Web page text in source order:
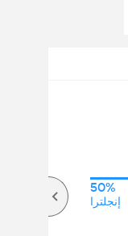
50%
إنجلترا